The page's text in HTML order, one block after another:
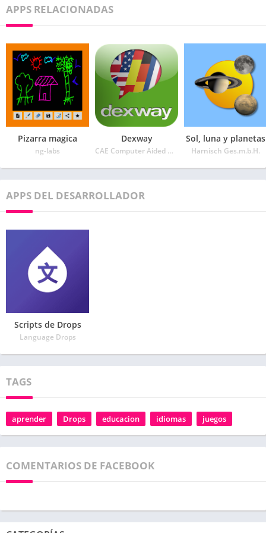
APPS RELACIONADAS
Pizarra magica
ng-labs
Dexway
CAE Computer Aided USA Corp.
Sol, luna y planetas
Harnisch Ges.m.b.H.
APPS DEL DESARROLLADOR
Scripts de Drops
Language Drops
TAGS
aprender Drops educacion idiomas juegos
COMENTARIOS DE FACEBOOK